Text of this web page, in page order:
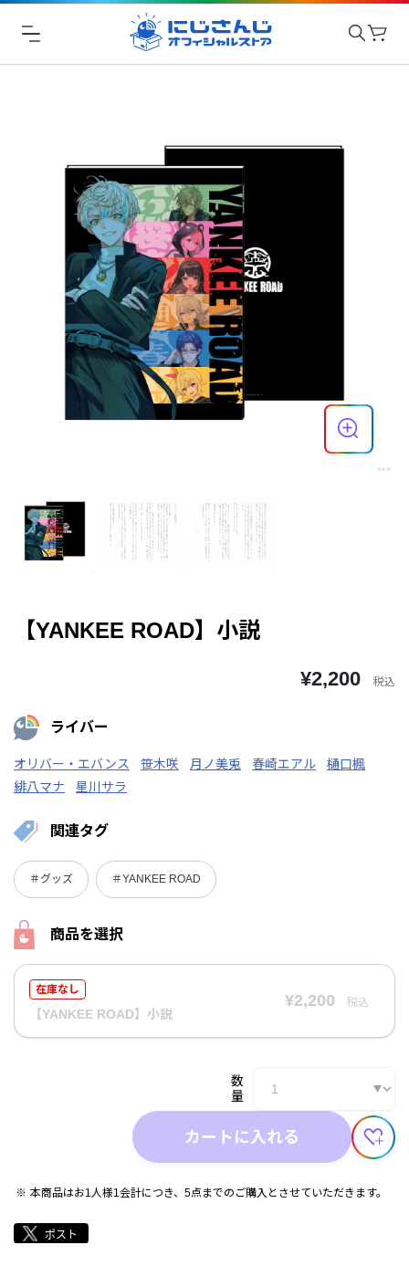
【YANKEE ROAD】小説
¥2,200 税込
ライバー
オリバー・エバンス 笹木咲 月ノ美兎 春崎エアル
樋口楓
緋八マナ
星川サラ
関連タグ
＃グッズ ＃YANKEE ROAD
商品を選択
在庫なし
【YANKEE ROAD】小説
¥2,200 税込
数
量
カートに入れる
本商品はお1人様1会計につき、5点までのご購入とさせていただきます。